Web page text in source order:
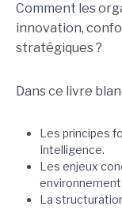
Comment les
innovation,
stratégiques ?
Dans ce livre
Les principes
Intelligence.
Les enjeux
La